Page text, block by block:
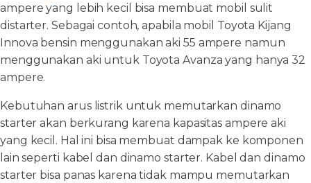
ampere yang lebih kecil bisa membuat mobil sulit
distarter. Sebagai contoh, apabila mobil Toyota Kijang
Innova bensin menggunakan aki 55 ampere namun
menggunakan aki untuk Toyota Avanza yang hanya 32
ampere.
Kebutuhan arus listrik untuk memutarkan dinamo
starter akan berkurang karena kapasitas ampere aki
yang kecil. Hal ini bisa membuat dampak ke komponen
lain seperti kabel dan dinamo starter. Kabel dan dinamo
starter bisa panas karena tidak mampu memutarkan